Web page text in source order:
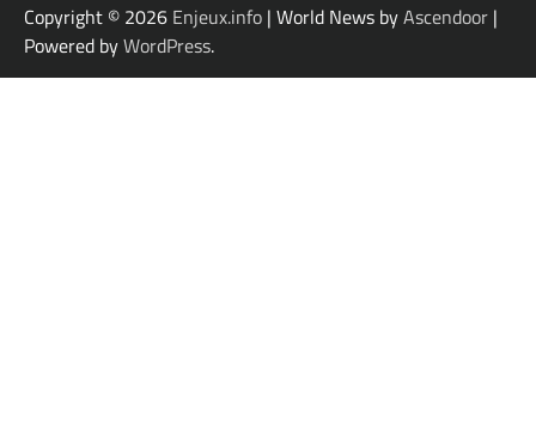
Copyright © 2026 Enjeux.info | World News byAscendoor |
Powered byWordPress.